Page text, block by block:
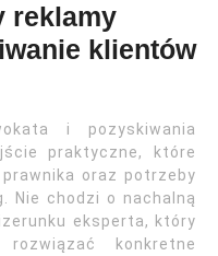
reklamy
klientów
i pozyskiwania
praktyczne, które
oraz potrzeby
Nie chodzi o nachalną
eksperta, który
konkretne